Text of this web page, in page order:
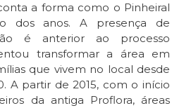
a forma como o Pinheiral
dos anos. A presença de
é anterior ao processo
transformar a área em
que vivem no local desde
A partir de 2015, com o início
da antiga Proflora, áreas